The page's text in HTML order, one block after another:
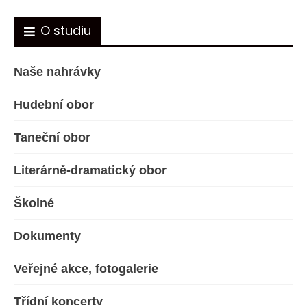
O studiu
Naše nahrávky
Hudební obor
Taneční obor
Literárně-dramatický obor
Školné
Dokumenty
Veřejné akce, fotogalerie
Třídní koncerty